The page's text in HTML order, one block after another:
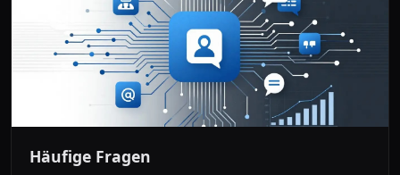
Häufige Fragen